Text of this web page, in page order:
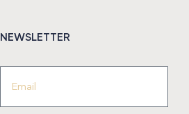
NEWSLETTER